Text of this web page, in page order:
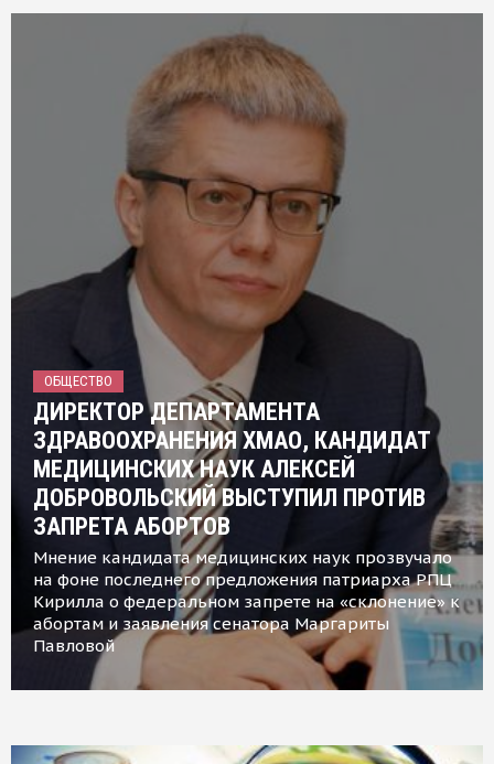
ОБЩЕСТВО
ДИРЕКТОР ДЕПАРТАМЕНТА
ЗДРАВООХРАНЕНИЯ ХМАО, КАНДИДАТ
МЕДИЦИНСКИХ НАУК АЛЕКСЕЙ
ДОБРОВОЛЬСКИЙ ВЫСТУПИЛ ПРОТИВ
ЗАПРЕТА АБОРТОВ
Мнение кандидата медицинских наук прозвучало
на фоне последнего предложения патриарха РПЦ
Кирилла о федеральном запрете на «склонение» к
абортам и заявления сенатора Маргариты
Павловой